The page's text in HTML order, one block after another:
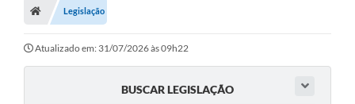
Legislação
Editais
Legislação
Atualizado em: 31/07/2026 às 09h22
BUSCAR LEGISLAÇÃO